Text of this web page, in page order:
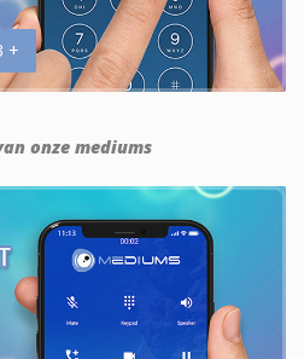
+
onze mediums